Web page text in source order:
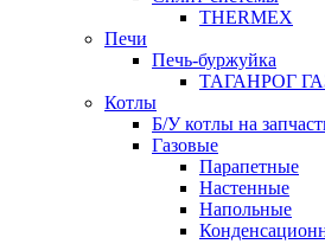
THERMEX
Печи
Печь-буржуйка
ТАГАНРОГ
Котлы
Б/У котлы на
Газовые
Парапетные
Настенные
Напольные